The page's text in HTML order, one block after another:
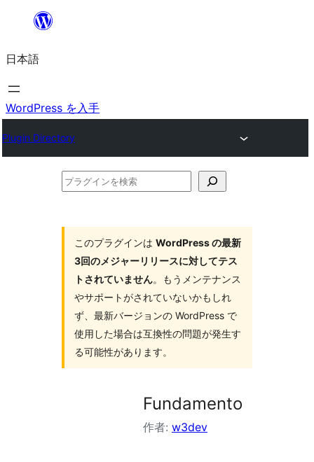
を
ス
キ
プ
日本語
WordPress を入手
Plugin Directory
プ
このプラグインは WordPress の最新
3回のメジャーリリースに対してテス
トされていません。もうメンテナンス
やサポートがされていないかもしれ
ず、最新バージョンの WordPress で
使用した場合は互換性の問題が発生す
る可能性があります。
Fundamento
作者: w3dev